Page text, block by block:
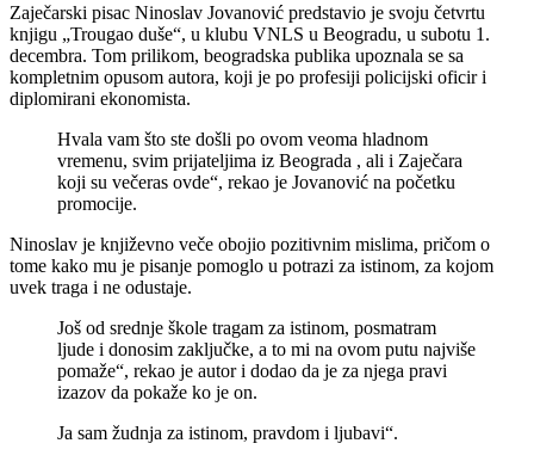
Zaječarski pisac Ninoslav Jovanović predstavio je svoju četvrtu
knjigu „Trougao duše“, u klubu VNLS u Beogradu, u subotu 1.
decembra. Tom prilikom, beogradska publika upoznala se sa
kompletnim opusom autora, koji je po profesiji policijski oficir i
diplomirani ekonomista.
Hvala vam što ste došli po ovom veoma hladnom
vremenu, svim prijateljima iz Beograda , ali i Zaječara
koji su večeras ovde“, rekao je Jovanović na početku
promocije.
Ninoslav je književno veče obojio pozitivnim mislima, pričom o
tome kako mu je pisanje pomoglo u potrazi za istinom, za kojom
uvek traga i ne odustaje.
Još od srednje škole tragam za istinom, posmatram
ljude i donosim zaključke, a to mi na ovom putu najviše
pomaže“, rekao je autor i dodao da je za njega pravi
izazov da pokaže ko je on.
Ja sam žudnja za istinom, pravdom i ljubavi“.